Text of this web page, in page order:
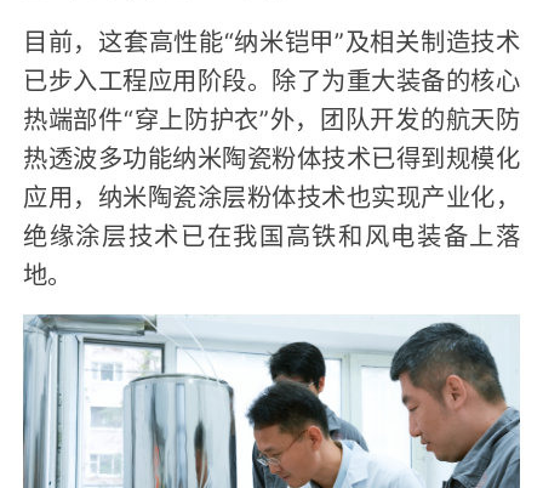
目前，这套高性能“纳米铠甲”及相关制造技术
已步入工程应用阶段。除了为重大装备的核心
热端部件“穿上防护衣”外，团队开发的航天防
热透波多功能纳米陶瓷粉体技术已得到规模化
应用，纳米陶瓷涂层粉体技术也实现产业化，
绝缘涂层技术已在我国高铁和风电装备上落
地。